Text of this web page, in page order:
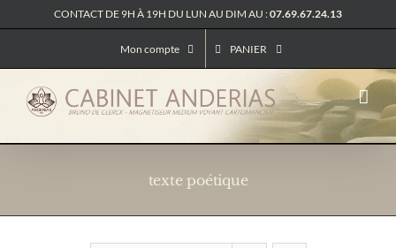
au
CONTACT DE 9H À 19H DU LUN AU DIM AU :07.69.67.24.13
Mon compte PANIER
texte poétique